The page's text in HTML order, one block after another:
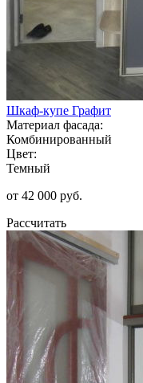
Шкаф-купе Графит
Материал фасада:
Комбинированный
Цвет:
Темный
от 42 000 руб.
Рассчитать